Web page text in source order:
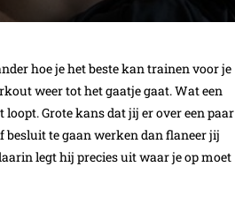
hoe je het beste kan trainen voor je
weer tot het gaatje gaat. Wat een
Grote kans dat jij er over een paar
besluit te gaan werken dan flaneer jij
legt hij precies uit waar je op moet